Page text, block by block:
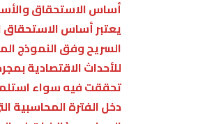
أساس الاستحقاق
يعتبر أساس الاستحقاق
السريح وفق النموذج
للأحداث الاقتصادية
تحققت فيه سواء
دخل الفترة المحاسبية